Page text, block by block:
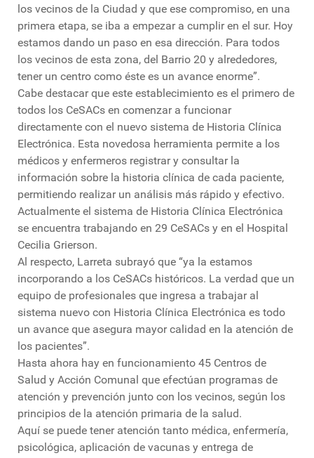
los vecinos de la Ciudad y que ese compromiso, en una
primera etapa, se iba a empezar a cumplir en el sur. Hoy
estamos dando un paso en esa dirección. Para todos
los vecinos de esta zona, del Barrio 20 y alrededores,
tener un centro como éste es un avance enorme”.
Cabe destacar que este establecimiento es el primero de
todos los CeSACs en comenzar a funcionar
directamente con el nuevo sistema de Historia Clínica
Electrónica. Esta novedosa herramienta permite a los
médicos y enfermeros registrar y consultar la
información sobre la historia clínica de cada paciente,
permitiendo realizar un análisis más rápido y efectivo.
Actualmente el sistema de Historia Clínica Electrónica
se encuentra trabajando en 29 CeSACs y en el Hospital
Cecilia Grierson.
Al respecto, Larreta subrayó que “ya la estamos
incorporando a los CeSACs históricos. La verdad que un
equipo de profesionales que ingresa a trabajar al
sistema nuevo con Historia Clínica Electrónica es todo
un avance que asegura mayor calidad en la atención de
los pacientes”.
Hasta ahora hay en funcionamiento 45 Centros de
Salud y Acción Comunal que efectúan programas de
atención y prevención junto con los vecinos, según los
principios de la atención primaria de la salud.
Aquí se puede tener atención tanto médica, enfermería,
psicológica, aplicación de vacunas y entrega de